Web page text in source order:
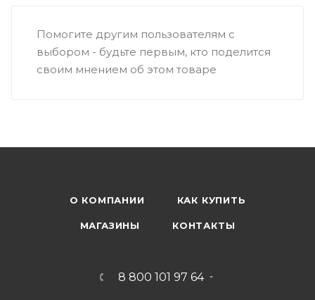
Помогите другим пользователям с
выбором - будьте первым, кто поделится
своим мнением об этом товаре
О КОМПАНИИ КАК КУПИТЬ
МАГАЗИНЫ КОНТАКТЫ
8 800 101 97 64